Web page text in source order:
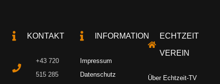
KONTAKT
+43 720
515 285
INFORMATION
Impressum
Datenschutz
ECHTZEIT
VEREIN
Über Echtzeit-TV